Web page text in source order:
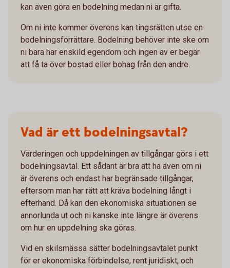
kan även göra en bodelning medan ni är gifta.
Om ni inte kommer överens kan tingsrätten utse en
bodelningsförrättare. Bodelning behöver inte ske om
ni bara har enskild egendom och ingen av er begär
att få ta över bostad eller bohag från den andre.
Vad är ett bodelningsavtal?
Värderingen och uppdelningen av tillgångar görs i ett
bodelningsavtal. Ett sådant är bra att ha även om ni
är överens och endast har begränsade tillgångar,
eftersom man har rätt att kräva bodelning långt i
efterhand. Då kan den ekonomiska situationen se
annorlunda ut och ni kanske inte längre är överens
om hur en uppdelning ska göras.
Vid en skilsmässa sätter bodelningsavtalet punkt
för er ekonomiska förbindelse, rent juridiskt, och